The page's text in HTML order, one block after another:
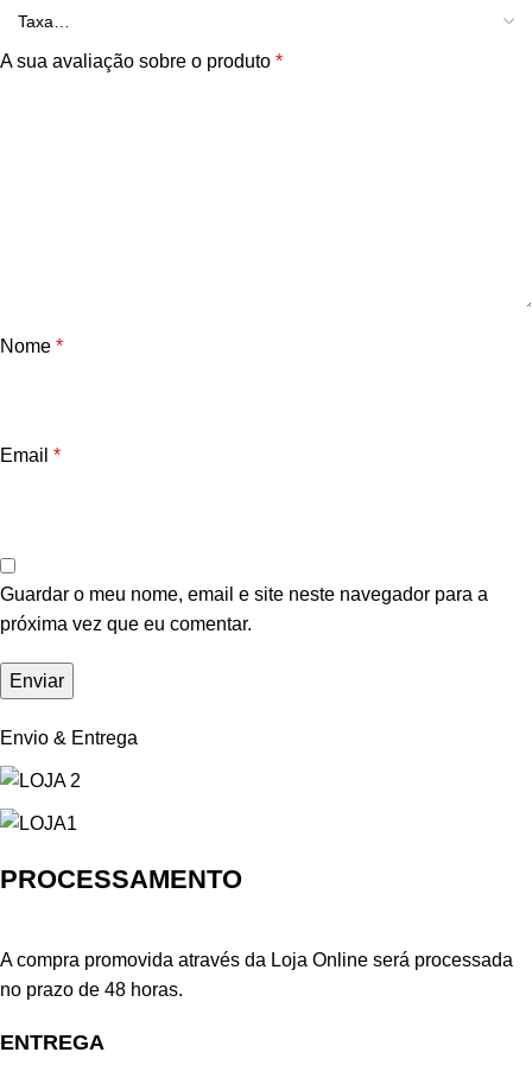
A sua avaliação sobre o produto *
Nome *
Email *
Guardar o meu nome, email e site neste navegador para a
próxima vez que eu comentar.
Envio & Entrega
PROCESSAMENTO
A compra promovida através da Loja Online será processada
no prazo de 48 horas.
ENTREGA